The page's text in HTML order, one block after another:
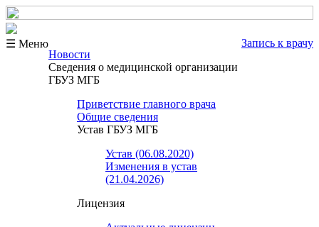
☰ Меню
Запись к врачу
Новости
Сведения о медицинской организации
ГБУЗ МГБ
Приветствие главного врача
Общие сведения
Устав ГБУЗ МГБ
Устав (06.08.2020)
Изменения в устав
(21.04.2026)
Лицензия